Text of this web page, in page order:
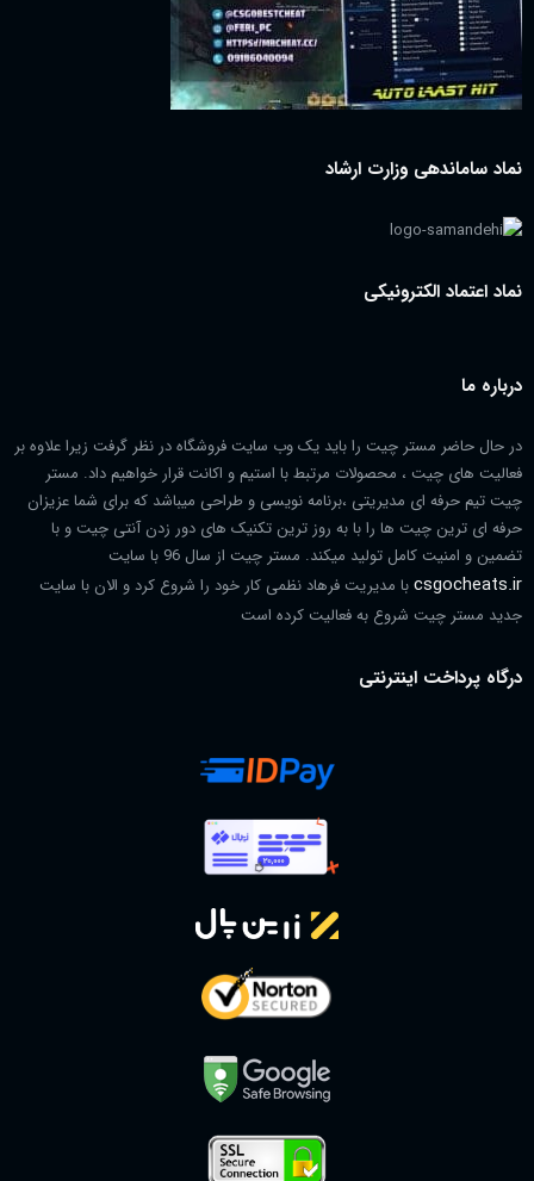
نماد ساماندهی وزارت ارشاد
نماد اعتماد الکترونیکی
درباره ما
در حال حاضر مستر چیت را باید یک وب سایت فروشگاه در نظر گرفت زیرا علاوه بر
فعالیت های چیت ، محصولات مرتبط با استیم و اکانت قرار خواهیم داد. مستر
چیت تیم حرفه ای مدیریتی ،برنامه نویسی و طراحی میباشد که برای شما عزیزان
حرفه ای ترین چیت ها را با به روز ترین تکنیک های دور زدن آنتی چیت و با
تضمین و امنیت کامل تولید میکند. مستر چیت از سال 96 با سایت
csgocheats.irبا مدیریت فرهاد نظمی کار خود را شروع کرد و الان با سایت
جدید مستر چیت شروع به فعالیت کرده است
درگاه پرداخت اینترنتی